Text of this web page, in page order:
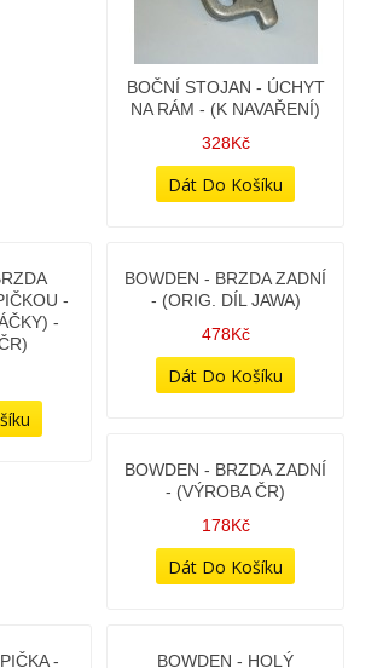
BOČNÍ STOJAN - ÚCHYT
NA RÁM - (K NAVAŘENÍ)
328Kč
BOWDEN - BRZDA ZADNÍ
- (ORIG. DÍL JAWA)
478Kč